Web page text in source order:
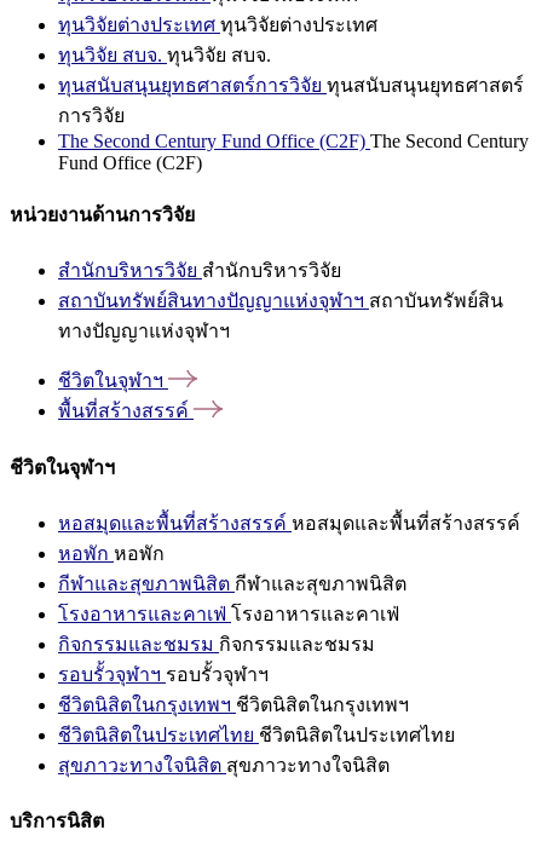
ทุนวิจัยต่างประเทศ ทุนวิจัยต่างประเทศ
ทุนวิจัย สบจ. ทุนวิจัย สบจ.
ทุนสนับสนุนยุทธศาสตร์การวิจัย ทุนสนับสนุนยุทธศาสตร์
การวิจัย
The Second Century Fund Office (C2F) The Second Century
Fund Office (C2F)
หน่วยงานด้านการวิจัย
สำนักบริหารวิจัย สำนักบริหารวิจัย
สถาบันทรัพย์สินทางปัญญาแห่งจุฬาฯ สถาบันทรัพย์สิน
ทางปัญญาแห่งจุฬาฯ
ชีวิตในจุฬาฯ
พื้นที่สร้างสรรค์
ชีวิตในจุฬาฯ
หอสมุดและพื้นที่สร้างสรรค์ หอสมุดและพื้นที่สร้างสรรค์
หอพัก หอพัก
กีฬาและสุขภาพนิสิต กีฬาและสุขภาพนิสิต
โรงอาหารและคาเฟ่ โรงอาหารและคาเฟ่
กิจกรรมและชมรม กิจกรรมและชมรม
รอบรั้วจุฬาฯ รอบรั้วจุฬาฯ
ชีวิตนิสิตในกรุงเทพฯ ชีวิตนิสิตในกรุงเทพฯ
ชีวิตนิสิตในประเทศไทย ชีวิตนิสิตในประเทศไทย
สุขภาวะทางใจนิสิต สุขภาวะทางใจนิสิต
บริการนิสิต